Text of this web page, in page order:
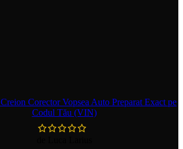
Creion Corector Vopsea Auto Preparat Exact pe
Codul Tău (VIN)